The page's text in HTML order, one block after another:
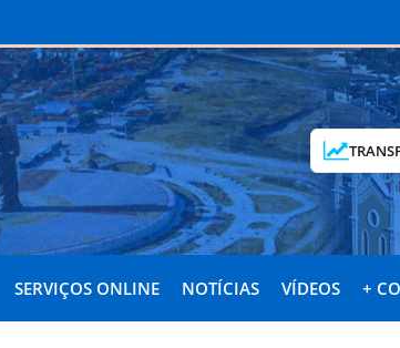
SERVIÇOS ONLINE NOTÍCIAS VÍDEOS +